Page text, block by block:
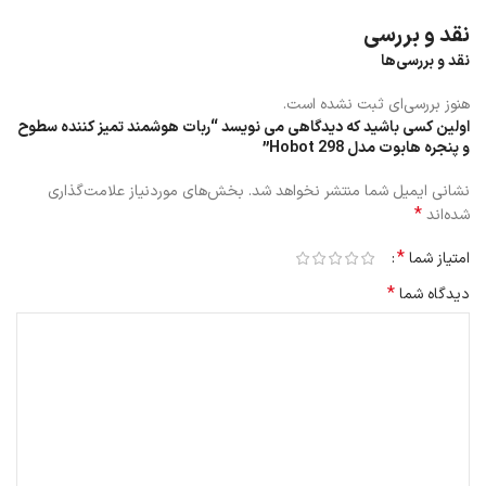
نقد و بررسی
نقد و بررسی‌ها
هنوز بررسی‌ای ثبت نشده است.
اولین کسی باشید که دیدگاهی می نویسد “ربات هوشمند تمیز کننده سطوح
و پنجره هابوت مدل Hobot 298”
نشانی ایمیل شما منتشر نخواهد شد. بخش‌های موردنیاز علامت‌گذاری
شده‌اند*
امتیاز شما*
دیدگاه شما*